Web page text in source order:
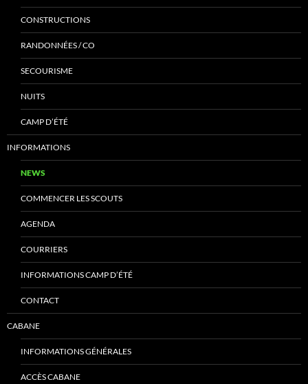
CONSTRUCTIONS
RANDONNÉES / CO
SECOURISME
NUITS
CAMP D’ÉTÉ
INFORMATIONS
NEWS
COMMENCER LES SCOUTS
AGENDA
COURRIERS
INFORMATIONS CAMP D’ÉTÉ
CONTACT
CABANE
INFORMATIONS GÉNÉRALES
ACCÈS CABANE